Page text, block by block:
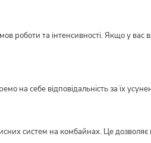
роботи та інтенсивності. Якщо у
на себе відповідальність за їх
систем на комбайнах. Це